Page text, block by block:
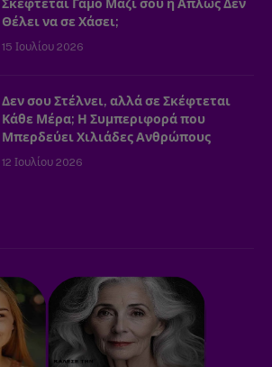
Σκέφτεται Γάμο Μαζί σου ή Απλώς Δεν
Θέλει να σε Χάσει;
15 Ιουλίου 2026
Δεν σου Στέλνει, αλλά σε Σκέφτεται
Κάθε Μέρα; Η Συμπεριφορά που
Μπερδεύει Χιλιάδες Ανθρώπους
12 Ιουλίου 2026